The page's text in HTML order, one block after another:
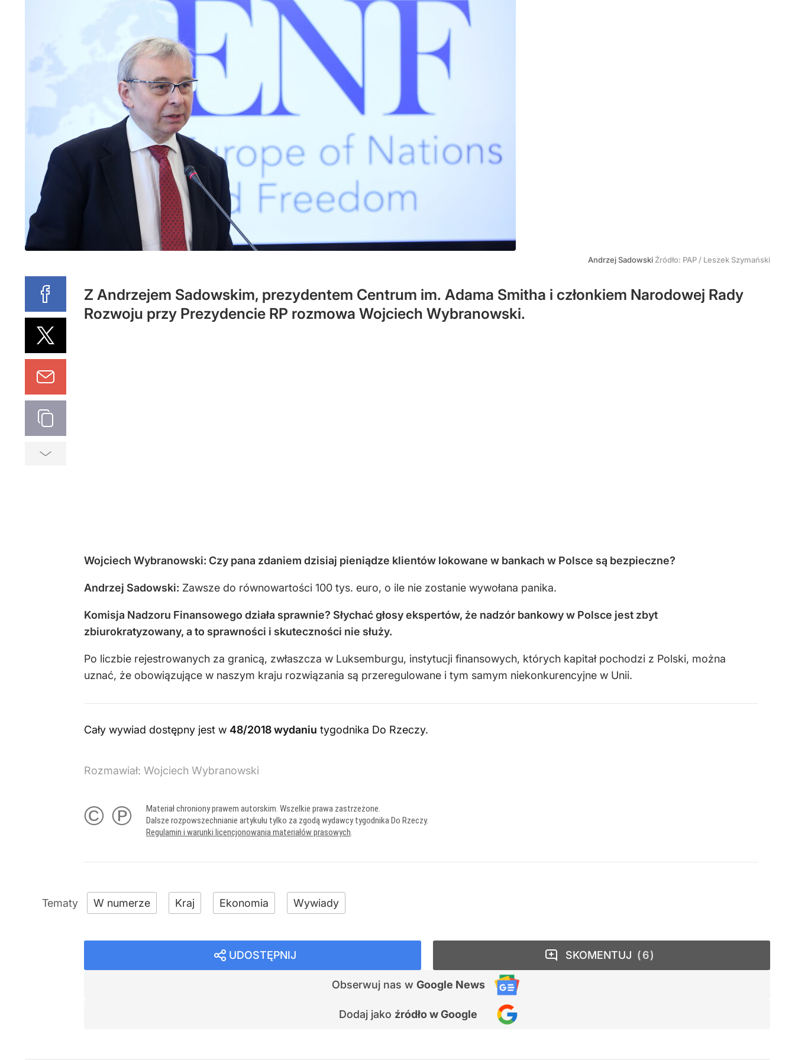
Andrzej Sadowski Źródło: PAP / Leszek Szymański
Z Andrzejem Sadowskim, prezydentem Centrum im. Adama Smitha i członkiem Narodowej Rady
Rozwoju przy Prezydencie RP rozmowa Wojciech Wybranowski.
Wojciech Wybranowski: Czy pana zdaniem dzisiaj pieniądze klientów lokowane w bankach w Polsce są bezpieczne?
Andrzej Sadowski: Zawsze do równowartości 100 tys. euro, o ile nie zostanie wywołana panika.
Komisja Nadzoru Finansowego działa sprawnie? Słychać głosy ekspertów, że nadzór bankowy w Polsce jest zbyt
zbiurokratyzowany, a to sprawności i skuteczności nie służy.
Po liczbie rejestrowanych za granicą, zwłaszcza w Luksemburgu, instytucji finansowych, których kapitał pochodzi z Polski, można
uznać, że obowiązujące w naszym kraju rozwiązania są przeregulowane i tym samym niekonkurencyjne w Unii.
Cały wywiad dostępny jest w 48/2018 wydaniu tygodnika Do Rzeczy.
Rozmawiał: Wojciech Wybranowski
© ℗
Materiał chroniony prawem autorskim. Wszelkie prawa zastrzeżone.
Dalsze rozpowszechnianie artykułu tylko za zgodą wydawcy tygodnika Do Rzeczy.
Regulamin i warunki licencjonowania materiałów prasowych.
W numerze Kraj Ekonomia Wywiady
UDOSTĘPNIJ
Obserwuj nas w Google News
Dodaj jako źródło w Google
SKOMENTUJ 6